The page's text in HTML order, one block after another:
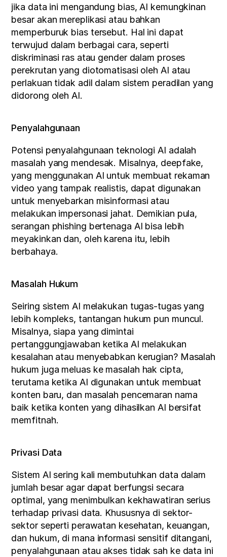
jika data ini mengandung bias, AI kemungkinan
besar akan mereplikasi atau bahkan
memperburuk bias tersebut. Hal ini dapat
terwujud dalam berbagai cara, seperti
diskriminasi ras atau gender dalam proses
perekrutan yang diotomatisasi oleh AI atau
perlakuan tidak adil dalam sistem peradilan yang
didorong oleh AI.
Penyalahgunaan
Potensi penyalahgunaan teknologi AI adalah
masalah yang mendesak. Misalnya, deepfake,
yang menggunakan AI untuk membuat rekaman
video yang tampak realistis, dapat digunakan
untuk menyebarkan misinformasi atau
melakukan impersonasi jahat. Demikian pula,
serangan phishing bertenaga AI bisa lebih
meyakinkan dan, oleh karena itu, lebih
berbahaya.
Masalah Hukum
Seiring sistem AI melakukan tugas-tugas yang
lebih kompleks, tantangan hukum pun muncul.
Misalnya, siapa yang dimintai
pertanggungjawaban ketika AI melakukan
kesalahan atau menyebabkan kerugian? Masalah
hukum juga meluas ke masalah hak cipta,
terutama ketika AI digunakan untuk membuat
konten baru, dan masalah pencemaran nama
baik ketika konten yang dihasilkan AI bersifat
memfitnah.
Privasi Data
Sistem AI sering kali membutuhkan data dalam
jumlah besar agar dapat berfungsi secara
optimal, yang menimbulkan kekhawatiran serius
terhadap privasi data. Khususnya di sektor-
sektor seperti perawatan kesehatan, keuangan,
dan hukum, di mana informasi sensitif ditangani,
penyalahgunaan atau akses tidak sah ke data ini